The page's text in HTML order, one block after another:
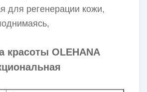
для регенерации кожи,
красоты OLEHANA